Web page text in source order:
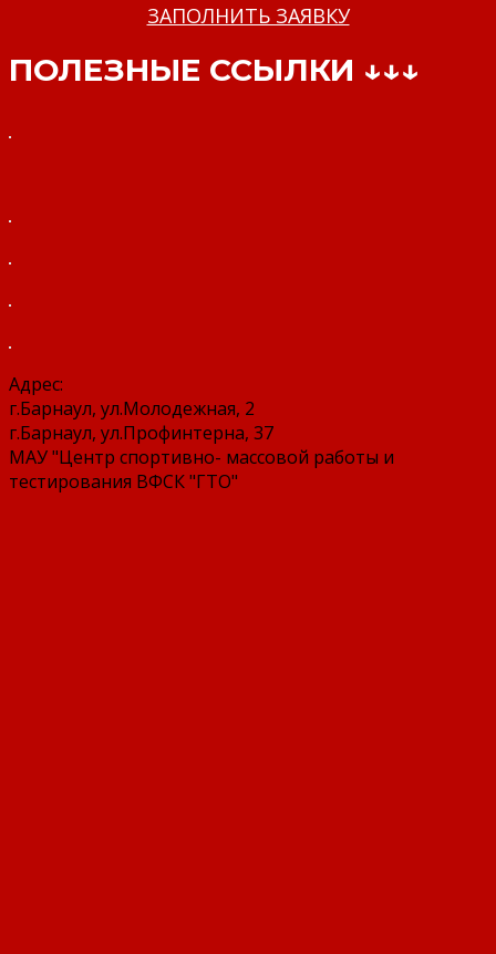
ЗАПОЛНИТЬ ЗАЯВКУ
ПОЛЕЗНЫЕ ССЫЛКИ ↓↓↓
Адрес:
г.Барнаул, ул.Молодежная, 2
г.Барнаул, ул.Профинтерна, 37
МАУ "Центр спортивно- массовой работы и
тестирования ВФСК "ГТО"